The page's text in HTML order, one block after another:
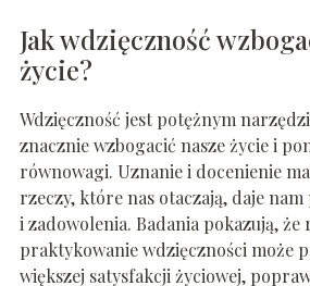
Jak wdzięczność
życie?
Wdzięczność jest potężnym
znacznie wzbogacić nasze życie i
równowagi. Uznanie i docenienie
rzeczy, które nas otaczają, daje nam
i zadowolenia. Badania pokazują,
praktykowanie wdzięczności może
większej satysfakcji życiowej,